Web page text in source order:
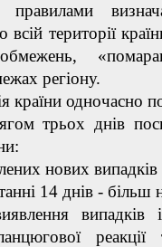
всій території
регіону.
країни одночасно
трьох днів
нових
14 днів - більш